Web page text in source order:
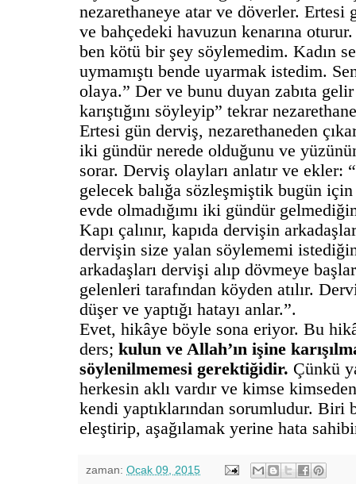
nezarethaneye atar ve döverler. Ertesi
ve bahçedeki havuzun kenarına
ben kötü bir şey söylemedim. Kadın
uymamıştı bende uyarmak istedim.
olaya.” Der ve bunu duyan zabıta
karıştığını söyleyip” tekrar
Ertesi gün derviş, nezarethaneden
iki gündür nerede olduğunu ve
sorar. Derviş olayları anlatır ve ekler:
gelecek balığa sözleşmiştik bugün
evde olmadığımı iki gündür
Kapı çalınır, kapıda dervişin
dervişin size yalan söylememi
arkadaşları dervişi alıp dövmeye
gelenleri tarafından köyden atılır.
düşer ve yaptığı hatayı anlar.”.
Evet, hikâye böyle sona eriyor. Bu
ders; kulun ve Allah’ın işine
söylenilmemesi gerektiğidir. Çünkü
herkesin aklı vardır ve kimse
kendi yaptıklarından sorumludur. Biri
eleştirip, aşağılamak yerine hata
zaman: Ocak 09, 2015